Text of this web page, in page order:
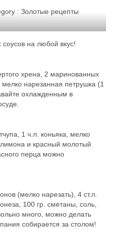
: Золотые рецепты
на любой вкус!
хрена, 2 маринованных
нарезанная петрушка (1
охлажденным в
1 ч.л. коньяка, мелко
и красный молотый
перца можно
(мелко нарезать), 4 ст.л.
100 гр. сметаны, соль,
много, можно делать
собирается за столом!